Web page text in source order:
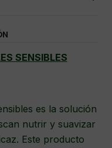
SENSIBLES
es la solución
nutrir y suavizar
Este producto